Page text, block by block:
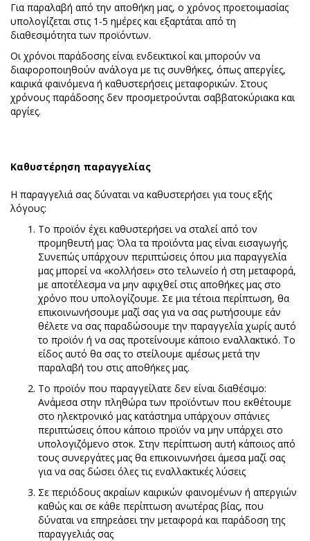
Για παραλαβή από την αποθήκη μας, ο χρόνος προετοιμασίας
υπολογίζεται στις 1-5 ημέρες και εξαρτάται από τη
διαθεσιμότητα των προϊόντων.
Οι χρόνοι παράδοσης είναι ενδεικτικοί και μπορούν να
διαφοροποιηθούν ανάλογα με τις συνθήκες, όπως απεργίες,
καιρικά φαινόμενα ή καθυστερήσεις μεταφορικών. Στους
χρόνους παράδοσης δεν προσμετρούνται σαββατοκύριακα και
αργίες.
Καθυστέρηση παραγγελίας
Η παραγγελιά σας δύναται να καθυστερήσει για τους εξής
λόγους:
Το προϊόν έχει καθυστερήσει να σταλεί από τον
προμηθευτή μας: Όλα τα προϊόντα μας είναι εισαγωγής.
Συνεπώς υπάρχουν περιπτώσεις όπου μια παραγγελία
μας μπορεί να «κολλήσει» στο τελωνείο ή στη μεταφορά,
με αποτέλεσμα να μην αφιχθεί στις αποθήκες μας στο
χρόνο που υπολογίζουμε. Σε μια τέτοια περίπτωση, θα
επικοινωνήσουμε μαζί σας για να σας ρωτήσουμε εάν
θέλετε να σας παραδώσουμε την παραγγελία χωρίς αυτό
το προϊόν ή να σας προτείνουμε κάποιο εναλλακτικό. Το
είδος αυτό θα σας το στείλουμε αμέσως μετά την
παραλαβή του στις αποθήκες μας.
Το προϊόν που παραγγείλατε δεν είναι διαθέσιμο:
Ανάμεσα στην πληθώρα των προϊόντων που εκθέτουμε
στο ηλεκτρονικό μας κατάστημα υπάρχουν σπάνιες
περιπτώσεις όπου κάποιο προϊόν να μην υπάρχει στο
υπολογιζόμενο στοκ. Στην περίπτωση αυτή κάποιος από
τους συνεργάτες μας θα επικοινωνήσει άμεσα μαζί σας
για να σας δώσει όλες τις εναλλακτικές λύσεις
Σε περιόδους ακραίων καιρικών φαινομένων ή απεργιών
καθώς και σε κάθε περίπτωση ανωτέρας βίας, που
δύναται να επηρεάσει την μεταφορά και παράδοση της
παραγγελιάς σας